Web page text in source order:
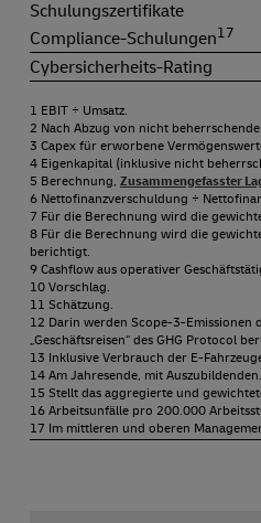
Schulungszertifikate
Compliance-Schulungen17
Cybersicherheits-Rating
1 EBIT ÷ Umsatz.
2 Nach Abzug von nicht
3 Capex für erworbene
4 Eigenkapital (inklusive nicht
5 Berechnung, Zusammengefasster
6 Nettofinanzverschuldung ÷
7 Für die Berechnung wird die
8 Für die Berechnung wird die
berichtigt.
9 Cashflow aus operativer
10 Vorschlag.
11 Schätzung.
12 Darin werden Scope-3-Emissionen
„Geschäftsreisen“ des GHG Protocol
13 Inklusive Verbrauch der E-
14 Am Jahresende, mit Auszubildenden.
15 Stellt das aggregierte und
16 Arbeitsunfälle pro 200.000
17 Im mittleren und oberen